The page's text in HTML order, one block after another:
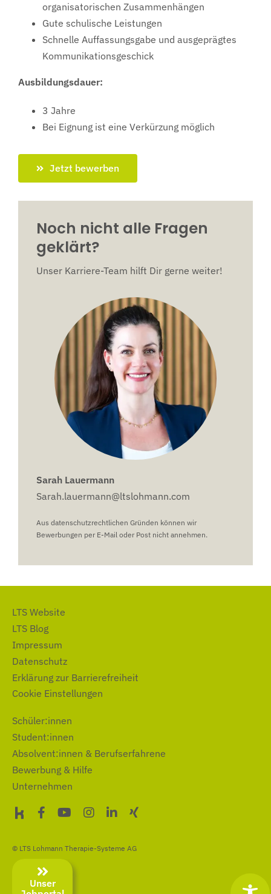
organisatorischen Zusammenhängen
Gute schulische Leistungen
Schnelle Auffassungsgabe und ausgeprägtes
Kommunikationsgeschick
Ausbildungsdauer:
3 Jahre
Bei Eignung ist eine Verkürzung möglich
Jetzt bewerben
Noch nicht alle Fragen
geklärt?
Unser Karriere-Team hilft Dir gerne weiter!
Sarah Lauermann
Sarah.lauermann@ltslohmann.com
Aus datenschutzrechtlichen Gründen können wir
Bewerbungen per E-Mail oder Post nicht annehmen.
LTS Website
LTS Blog
Impressum
Datenschutz
Erklärung zur Barrierefreiheit
Cookie Einstellungen
Schüler:innen
Student:innen
Absolvent:innen & Berufserfahrene
Bewerbung & Hilfe
Unternehmen
© LTS Lohmann Therapie-Systeme AG
Unser